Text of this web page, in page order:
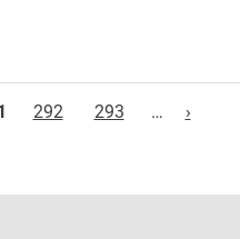
292 293 … ›